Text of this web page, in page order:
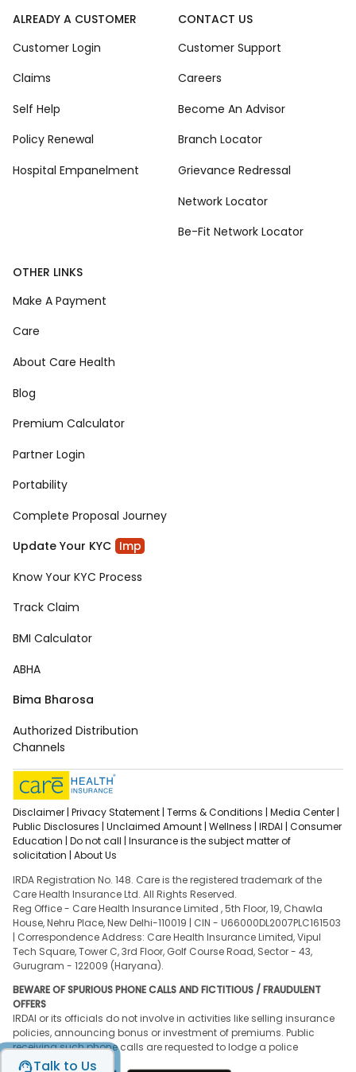
Talk to Us
ALREADY A CUSTOMER
Customer Login
Claims
Self Help
Policy Renewal
Hospital Empanelment
CONTACT US
Customer Support
Careers
Become An Advisor
Branch Locator
Grievance Redressal
Network Locator
Be-Fit Network Locator
OTHER LINKS
Make A Payment
Care
About Care Health
Blog
Premium Calculator
Partner Login
Portability
Complete Proposal Journey
Update Your KYC Imp
Know Your KYC Process
Track Claim
BMI Calculator
ABHA
Bima Bharosa
Authorized Distribution
Channels
Disclaimer | Privacy Statement | Terms & Conditions | Media Center |
Public Disclosures | Unclaimed Amount | Wellness | IRDAI | Consumer
Education | Do not call | Insurance is the subject matter of
solicitation | About Us
IRDA Registration No. 148. Care is the registered trademark of the
Care Health Insurance Ltd. All Rights Reserved.
Reg Office - Care Health Insurance Limited , 5th Floor, 19, Chawla
House, Nehru Place, New Delhi-110019 | CIN - U66000DL2007PLC161503
| Correspondence Address: Care Health Insurance Limited, Vipul
Tech Square, Tower C, 3rd Floor, Golf Course Road, Sector - 43,
Gurugram - 122009 (Haryana).
BEWARE OF SPURIOUS PHONE CALLS AND FICTITIOUS / FRAUDULENT
OFFERS
IRDAI or its officials do not involve in activities like selling insurance
policies, announcing bonus or investment of premiums. Public
receiving such phone calls are requested to lodge a police
complaint.